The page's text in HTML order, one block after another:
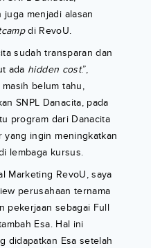
menjadi alasan
di RevoU.
sudah transparan dan
ada hidden cost.”,
belum tahu,
SNPL Danacita, pada
program dari Danacita
yang ingin meningkatkan
lembaga kursus.
Marketing RevoU, saya
perusahaan ternama
pekerjaan sebagai Full
Esa. Hal ini
didapatkan Esa setelah